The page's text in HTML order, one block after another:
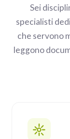
Sei
specialisti
che servono
leggono